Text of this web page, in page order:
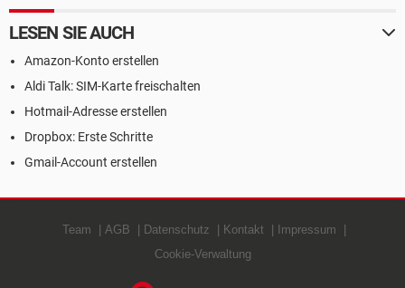
LESEN SIE AUCH
Amazon-Konto erstellen
Aldi Talk: SIM-Karte freischalten
Hotmail-Adresse erstellen
Dropbox: Erste Schritte
Gmail-Account erstellen
Team AGB Datenschutz Kontakt
Impressum
Cookie-Verwaltung